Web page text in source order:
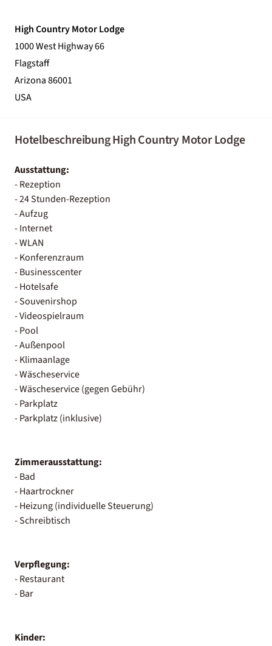
High Country Motor Lodge
1000 West Highway 66
Flagstaff
Arizona 86001
USA
Hotelbeschreibung High Country Motor Lodge
Ausstattung:
- Rezeption
- 24 Stunden-Rezeption
- Aufzug
- Internet
- WLAN
- Konferenzraum
- Businesscenter
- Hotelsafe
- Souvenirshop
- Videospielraum
- Pool
- Außenpool
- Klimaanlage
- Wäscheservice
- Wäscheservice (gegen Gebühr)
- Parkplatz
- Parkplatz (inklusive)
Zimmerausstattung:
- Bad
- Haartrockner
- Heizung (individuelle Steuerung)
- Schreibtisch
Verpflegung:
- Restaurant
- Bar
Kinder: